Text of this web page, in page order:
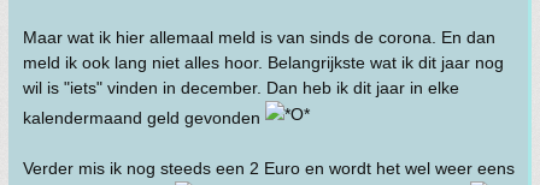
Maar wat ik hier allemaal meld is van sinds de corona. En dan
meld ik ook lang niet alles hoor. Belangrijkste wat ik dit jaar nog
wil is "iets" vinden in december. Dan heb ik dit jaar in elke
kalendermaand geld gevonden
Verder mis ik nog steeds een 2 Euro en wordt het wel weer eens